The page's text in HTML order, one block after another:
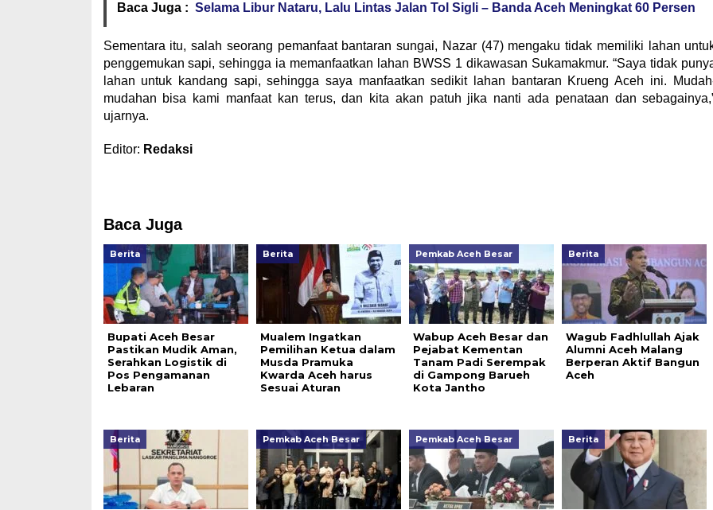
Baca Juga : Selama Libur Nataru, Lalu Lintas Jalan Tol Sigli – Banda Aceh Meningkat 60 Persen
Sementara itu, salah seorang pemanfaat bantaran sungai, Nazar (47) mengaku tidak memiliki lahan
penggemukan sapi, sehingga ia memanfaatkan lahan BWSS 1 dikawasan Sukamakmur. “Saya tidak
lahan untuk kandang sapi, sehingga saya manfaatkan sedikit lahan bantaran Krueng Aceh ini.
mudahan bisa kami manfaat kan terus, dan kita akan patuh jika nanti ada penataan dan
ujarnya.
Editor: Redaksi
Baca Juga
Berita
Bupati Aceh Besar
Pastikan Mudik Aman,
Serahkan Logistik di
Pos Pengamanan
Lebaran
Berita
Mualem Ingatkan
Pemilihan Ketua dalam
Musda Pramuka
Kwarda Aceh harus
Sesuai Aturan
Pemkab Aceh Besar
Wabup Aceh Besar dan
Pejabat Kementan
Tanam Padi Serempak
di Gampong Barueh
Kota Jantho
Berita
Wagub Fadhlullah Ajak
Alumni Aceh Malang
Berperan Aktif Bangun
Aceh
Berita Pemkab Aceh Besar Pemkab Aceh Besar Berita